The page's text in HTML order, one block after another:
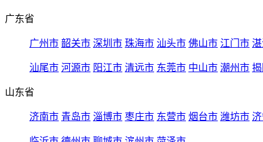
广东省
广州市 韶关市 深圳市 珠海市 汕头市 佛山市 江门市
汕尾市 河源市 阳江市 清远市 东莞市 中山市 潮州市
山东省
济南市 青岛市 淄博市 枣庄市 东营市 烟台市 潍坊市